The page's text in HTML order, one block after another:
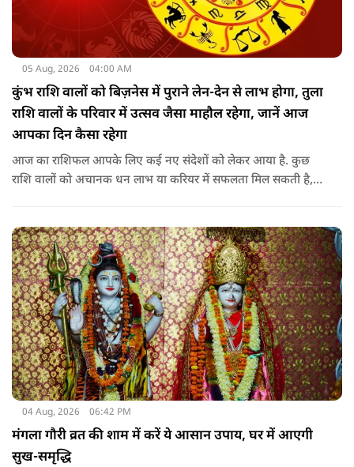
05 Aug, 2026 04:00 AM
कुंभ राशि वालों को बिज़नेस में पुराने लेन-देन से लाभ होगा, तुला
राशि वालों के परिवार में उत्सव जैसा माहौल रहेगा, जानें आज
आपका दिन कैसा रहेगा
आज का राशिफल आपके लिए कई नए संदेशों को लेकर आया है. कुछ
राशि वालों को अचानक धन लाभ या करियर में सफलता मिल सकती है,
सकता है.
04 Aug, 2026 06:42 PM
मंगला गौरी व्रत की शाम में करें ये आसान उपाय, घर में आएगी
सुख-समृद्धि